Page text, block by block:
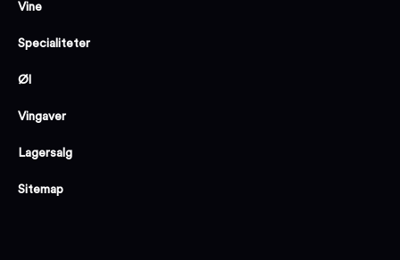
Vine
Specialiteter
Øl
Vingaver
Lagersalg
Sitemap